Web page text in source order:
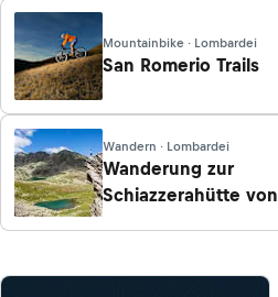
Mountainbike · Lombardei
San Romerio Trails
Wandern · Lombardei
Wanderung zur
Schiazzerahütte von